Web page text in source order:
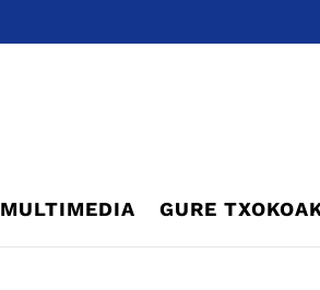
MULTIMEDIA GURE